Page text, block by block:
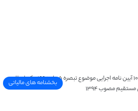
بخشنامه های مالیاتی